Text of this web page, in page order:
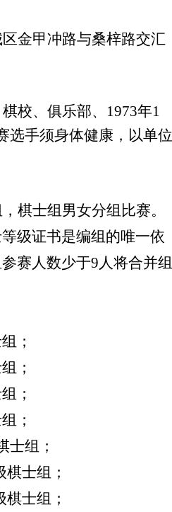
金甲冲路与桑梓路交汇
校、俱乐部、1973年1
选手须身体健康，以单位
棋士组男女分组比赛。
级证书是编组的唯一依
赛人数少于9人将合并组
；
；
；
；
组；
士组；
士组；